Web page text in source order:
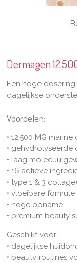
Dermagen
Een hoge
dagelijkse
Voordelen:
• 12.500 MG
•
• laag
• 16 actieve
• type 1 & 3
• vloeibare formule
• hoge opname
• premium beauty
Geschikt voor:
• dagelijkse
• beauty routines